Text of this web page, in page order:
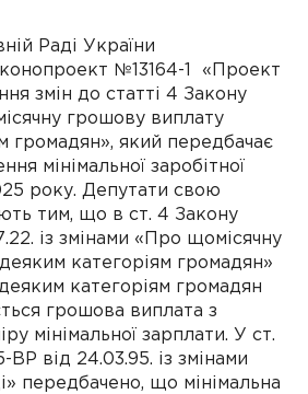
Раді України
№13164-1 «Проект
змін до статті 4 Закону
грошову виплату
громадян», який передбачає
мінімальної заробітної
року. Депутати свою
тим, що в ст. 4 Закону
із змінами «Про щомісячну
категоріям громадян»
категоріям громадян
грошова виплата з
мінімальної зарплати. У ст.
від 24.03.95. із змінами
передбачено, що мінімальна